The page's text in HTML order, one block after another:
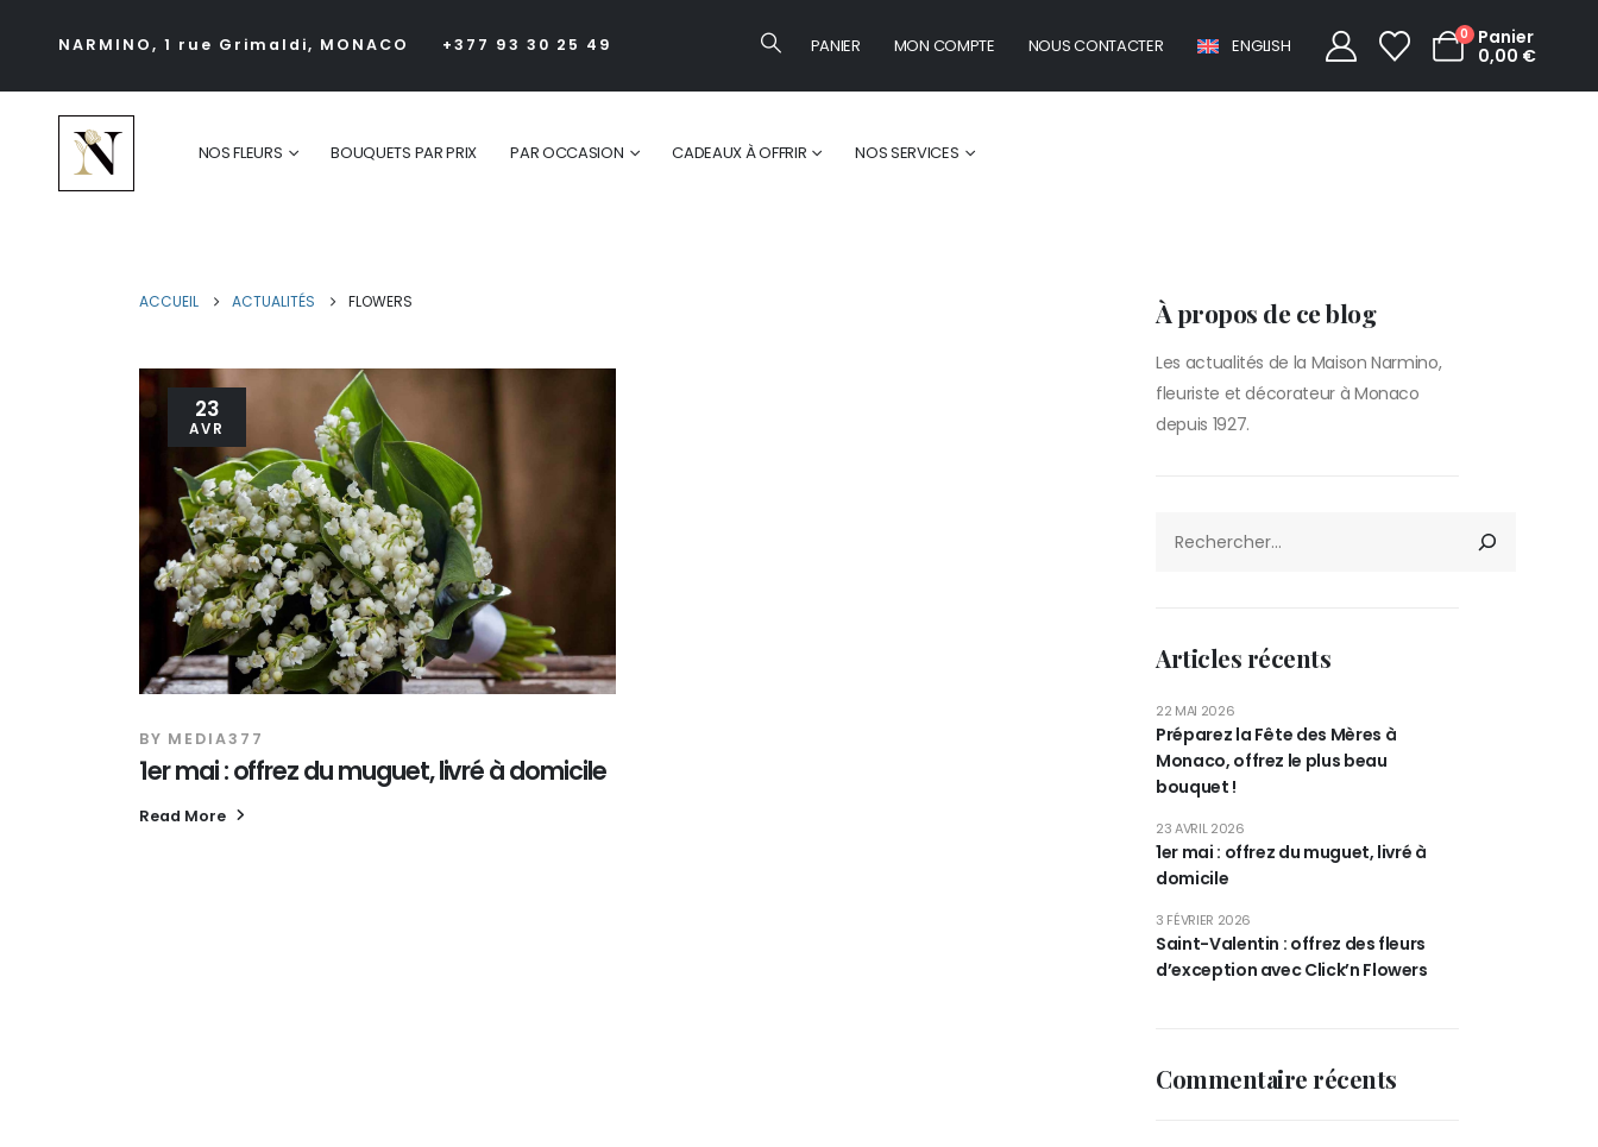
NARMINO, 1 rue Grimaldi, MONACO +377 93 30 25 49 PANIER MON COMPTE NOUS CONTACTER ENGLISH
0
Panier
0,00 €
NOS FLEURS BOUQUETS PAR PRIX PAR OCCASION CADEAUX À OFFRIR NOS SERVICES
ACCUEIL ACTUALITÉS FLOWERS
23
AVR
BY MEDIA377
1er mai : offrez du muguet, livré à domicile
Read More
À propos de ce blog
Les actualités de la Maison Narmino,
fleuriste et décorateur à Monaco
depuis 1927.
Articles récents
Préparez la Fête des Mères à
Monaco, offrez le plus beau
bouquet !
22 MAI 2026
1er mai : offrez du muguet, livré à
domicile
23 AVRIL 2026
Saint-Valentin : offrez des fleurs
d’exception avec Click’n Flowers
3 FÉVRIER 2026
Commentaire récents